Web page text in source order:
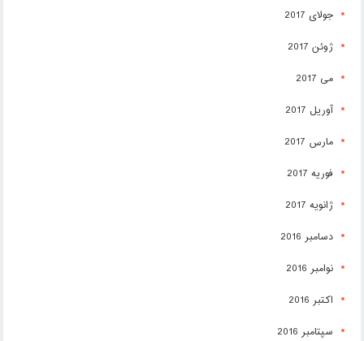
جولای 2017
ژوئن 2017
می 2017
آوریل 2017
مارس 2017
فوریه 2017
ژانویه 2017
دسامبر 2016
نوامبر 2016
اکتبر 2016
سپتامبر 2016